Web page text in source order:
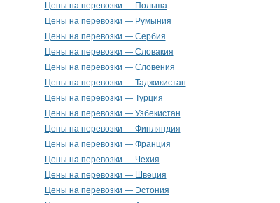
Цены на перевозки — Польша
Цены на перевозки — Румыния
Цены на перевозки — Сербия
Цены на перевозки — Словакия
Цены на перевозки — Словения
Цены на перевозки — Таджикистан
Цены на перевозки — Турция
Цены на перевозки — Узбекистан
Цены на перевозки — Финляндия
Цены на перевозки — Франция
Цены на перевозки — Чехия
Цены на перевозки — Швеция
Цены на перевозки — Эстония